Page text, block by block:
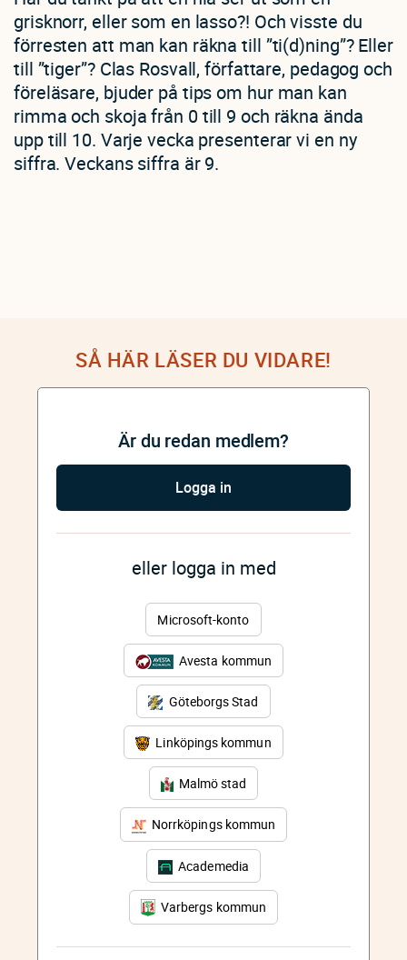
grisknorr, eller som en lasso?! Och visste du
förresten att man kan räkna till ”ti(d)ning”? Eller
till ”tiger”? Clas Rosvall, författare, pedagog och
föreläsare, bjuder på tips om hur man kan
rimma och skoja från 0 till 9 och räkna ända
upp till 10. Varje vecka presenterar vi en ny
siffra. Veckans siffra är 9.
SÅ HÄR LÄSER DU VIDARE!
Är du redan medlem?
Logga in
eller logga in med
Microsoft-konto
Avesta kommun
Göteborgs Stad
Linköpings kommun
Malmö stad
Norrköpings kommun
Academedia
Varbergs kommun